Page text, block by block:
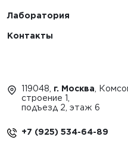
Лаборатория
Контакты
119048, г. Москва ,
строение 1,
подъезд 2, этаж 6
+7 (925) 534-64-89